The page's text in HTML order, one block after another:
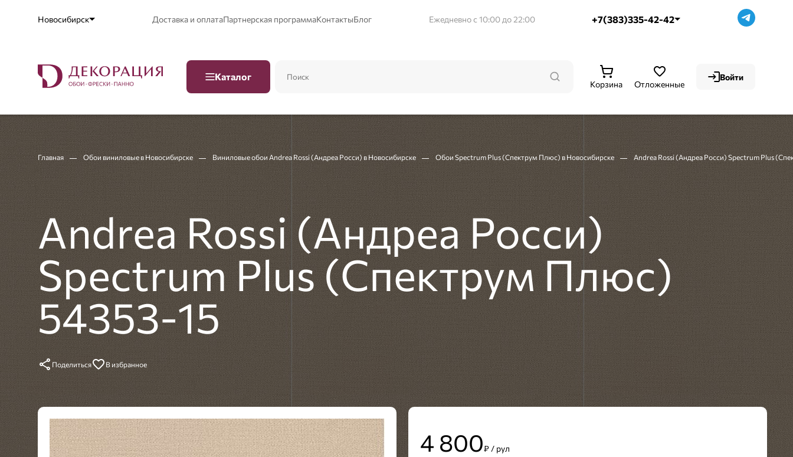
Новосибирск Доставка и оплатаПартнерская программаКонтактыБлог Ежедневно с 10:00 до 22:00 +7(383)335-42-42
Каталог
Отложенные
Корзина
Войти
Главная Обои виниловые в Новосибирске Виниловые обои Andrea Rossi (Андреа Росси) в Новосибирске Обои Spectrum Plus (Спектрум Плюс) в Новосибирске Andrea Rossi (Андреа Росси) Spectrum Plus
Andrea Rossi (Андреа Росси)
Spectrum Plus (Спектрум Плюс)
54353-15
Поделиться В избранное
4 800₽ / рул